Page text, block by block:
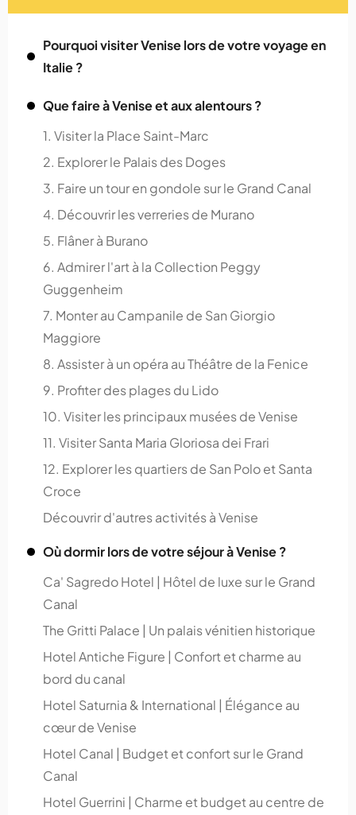
Pourquoi visiter Venise lors de votre voyage en
Italie ?
Que faire à Venise et aux alentours ?
1. Visiter la Place Saint-Marc
2. Explorer le Palais des Doges
3. Faire un tour en gondole sur le Grand Canal
4. Découvrir les verreries de Murano
5. Flâner à Burano
6. Admirer l'art à la Collection Peggy
Guggenheim
7. Monter au Campanile de San Giorgio
Maggiore
8. Assister à un opéra au Théâtre de la Fenice
9. Profiter des plages du Lido
10. Visiter les principaux musées de Venise
11. Visiter Santa Maria Gloriosa dei Frari
12. Explorer les quartiers de San Polo et Santa
Croce
Découvrir d'autres activités à Venise
Où dormir lors de votre séjour à Venise ?
Ca' Sagredo Hotel | Hôtel de luxe sur le Grand
Canal
The Gritti Palace | Un palais vénitien historique
Hotel Antiche Figure | Confort et charme au
bord du canal
Hotel Saturnia & International | Élégance au
cœur de Venise
Hotel Canal | Budget et confort sur le Grand
Canal
Hotel Guerrini | Charme et budget au centre de